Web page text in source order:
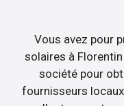
Vous avez pour
solaires à
société pour
fournisseurs